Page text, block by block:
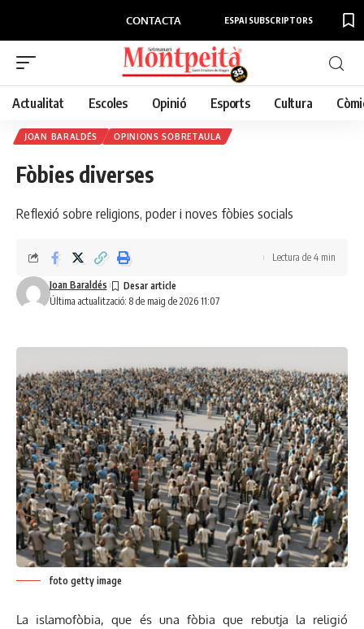
CONTACTA ESPAI SUBSCRIPTORS
Actualitat Escoles Opinió Esports Cultura
JOAN BARALDÉS OPINIONS SOBRETAULA
Fòbies diverses
Reflexió sobre religions, poder i noves fòbies socials
Última actualització: 8 de maig de 2026 11:07
Joan Baraldés
Lectura de 4 min
foto getty image
La islamofòbia, que és una fòbia que rebutja la religió